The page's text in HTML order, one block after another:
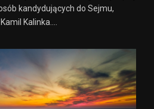
kandydujących do Sejmu,
Kalinka....